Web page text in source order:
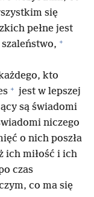
się
pełne jest
+
kto
+ jest w lepszej
są świadomi
niczego
o nich poszła
ich miłość i ich
czas
co ma się